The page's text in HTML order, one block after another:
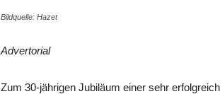
Bildquelle: Hazet
Advertorial
Zum 30-jährigen Jubiläum einer sehr